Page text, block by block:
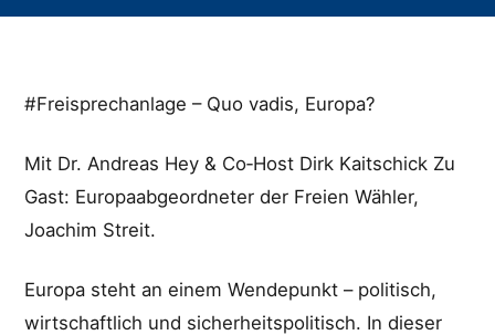
#Freisprechanlage – Quo vadis, Europa?
Mit Dr. Andreas Hey & Co‑Host Dirk Kaitschick Zu
Gast: Europaabgeordneter der Freien Wähler,
Joachim Streit.
Europa steht an einem Wendepunkt – politisch,
wirtschaftlich und sicherheitspolitisch. In dieser